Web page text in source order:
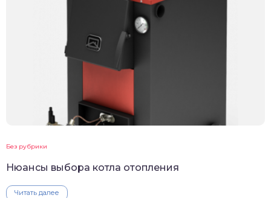
Без рубрики
Нюансы выбора котла отопления
Читать далее